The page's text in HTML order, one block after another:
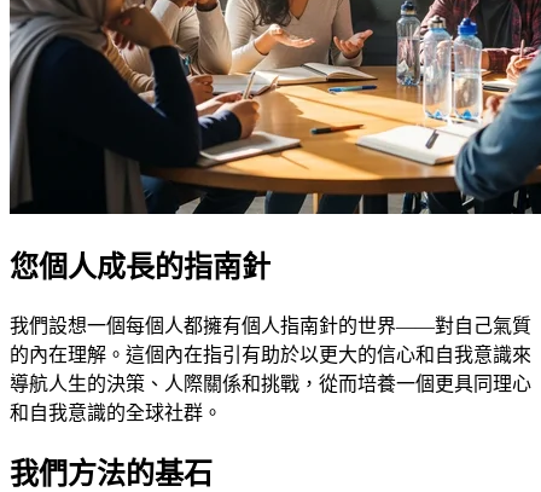
您個人成長的指南針
我們設想一個每個人都擁有個人指南針的世界——對自己氣質
的內在理解。這個內在指引有助於以更大的信心和自我意識來
導航人生的決策、人際關係和挑戰，從而培養一個更具同理心
和自我意識的全球社群。
我們方法的基石